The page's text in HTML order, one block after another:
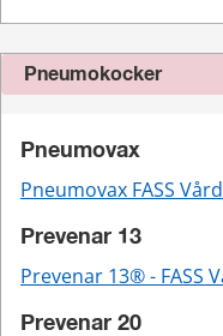
Pneumokocker
Pneumovax
Pneumovax FASS
Prevenar 13
Prevenar 13® - FASS
Prevenar 20